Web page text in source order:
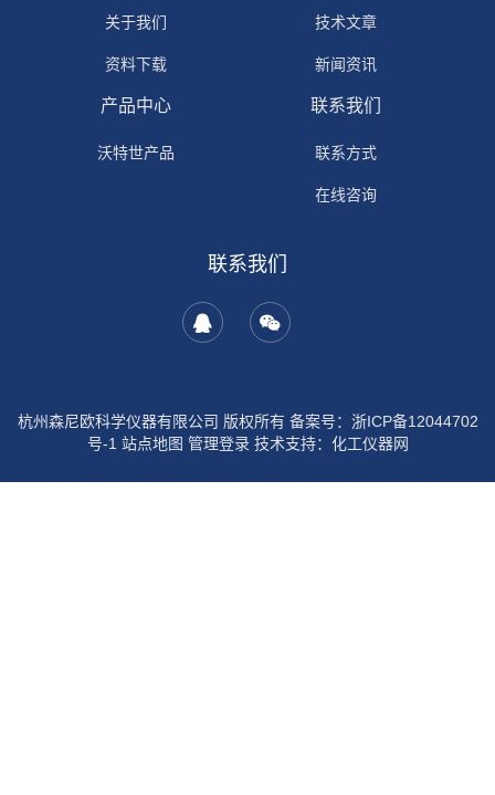
关于我们
资料下载
技术文章
新闻资讯
产品中心
沃特世产品
联系我们
联系方式
在线咨询
联系我们
杭州森尼欧科学仪器有限公司 版权所有 备案号： 浙ICP备12044702
号-1 站点地图 管理登录技术支持： 化工仪器网